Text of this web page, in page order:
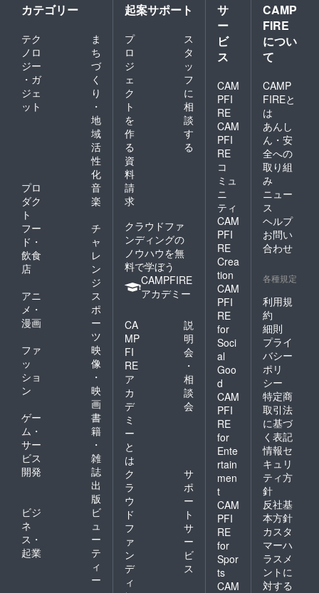
帰ってきたマンショ達。 帰
際は、秀吉にその素晴らし
さを伝え、見初められる程
の優秀さを見せた伊東マン
ショ。 しかし、マンショの
信念は、揺るがず、秀吉の
申し出を断ります。 さぁ、
これからが自分たちの本当
の活躍の場だ！ そう思った
矢先の切支丹弾圧…。 本当
に…茨の道でありました。
そんな中、自分の信念を貫
き、多くの人々を希望へと
導いた姿は、今の子供たち
に知って欲しいし、強く学
んでもらいたいと思ってい
ます。 私のきっかけは演劇
ですが、漫画というもの
は、子供から大人まで手に
取りやすく、そして見やす
くわかりやすい。皆さんに
は、私たちの作った漫画を
窓口にし、伊東マンショの
歴史に興味をもってもらい
たいと思っています。 伊東
マンショの思いが、時を越
えても尚生き続ける…私た
ちは、今回の漫画はもちろ
んのこと、語り部の方々、
カテゴリー
テク
ノロ
ジー
・ガ
ジェ
ット
ま
ち
づ
く
り
・
地
域
活
性
化
プロ
ダク
ト
音
楽
フー
ド・
飲食
店
チ
ャ
レ
ン
ジ
アニ
メ・
漫画
ス
ポ
ー
ツ
ファ
ッ
ショ
ン
映
像
・
映
画
ゲー
ム・
サー
ビス
開発
書
籍
・
雑
誌
出
版
ビジ
ネ
ス・
起業
ビ
ュ
ー
テ
ィ
ー
起案サポート
プ
ロ
ジ
ェ
ク
ト
を
作
る
ス
タ
ッ
フ
に
相
談
す
る
資
料
請
求
クラウドファ
ンディングの
ノウハウを無
料で学ぼう
CAMPFIRE
アカデミー
CA
MP
FI
RE
ア
カ
デ
ミ
ー
と
は
説
明
会
・
相
談
会
ク
ラ
ウ
ド
フ
ァ
ン
デ
ィ
サ
ポ
ー
ト
サ
ー
ビ
ス
サ
ー
ビ
ス
CAM
PFI
RE
CAM
PFI
RE
コ
ミュ
ニ
ティ
CAM
PFI
RE
Crea
tion
CAM
PFI
RE
for
Soci
al
Goo
d
CAM
PFI
RE
for
Ente
rtain
men
t
CAM
PFI
RE
for
Spor
ts
CAM
CAMP
FIRE
につい
て
CAMP
FIREと
は
あんし
ん・安
全への
取り組
み
ニュー
ス
ヘルプ
お問い
合わせ
各種規定
利用規
約
細則
プライ
バシー
ポリ
シー
特定商
取引法
に基づ
く表記
情報セ
キュリ
ティ方
針
反社基
本方針
カスタ
マーハ
ラスメ
ントに
対する